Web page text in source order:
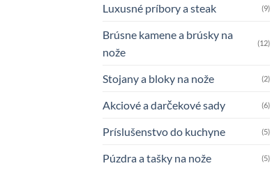
Luxusné príbory a steak (9)
Brúsne kamene a brúsky na
nože
(12)
Stojany a bloky na nože (2)
Akciové a darčekové sady (6)
Príslušenstvo do kuchyne (5)
Púzdra a tašky na nože (5)